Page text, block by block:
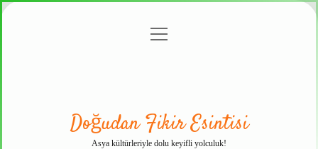
menüyü
Doğudan Fikir Esintisi
Asya kültürleriyle dolu keyifli yolculuk!